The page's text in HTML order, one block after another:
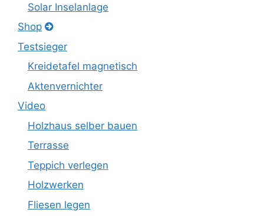
Solar Inselanlage
Shop
Testsieger
Kreidetafel magnetisch
Aktenvernichter
Video
Holzhaus selber bauen
Terrasse
Teppich verlegen
Holzwerken
Fliesen legen